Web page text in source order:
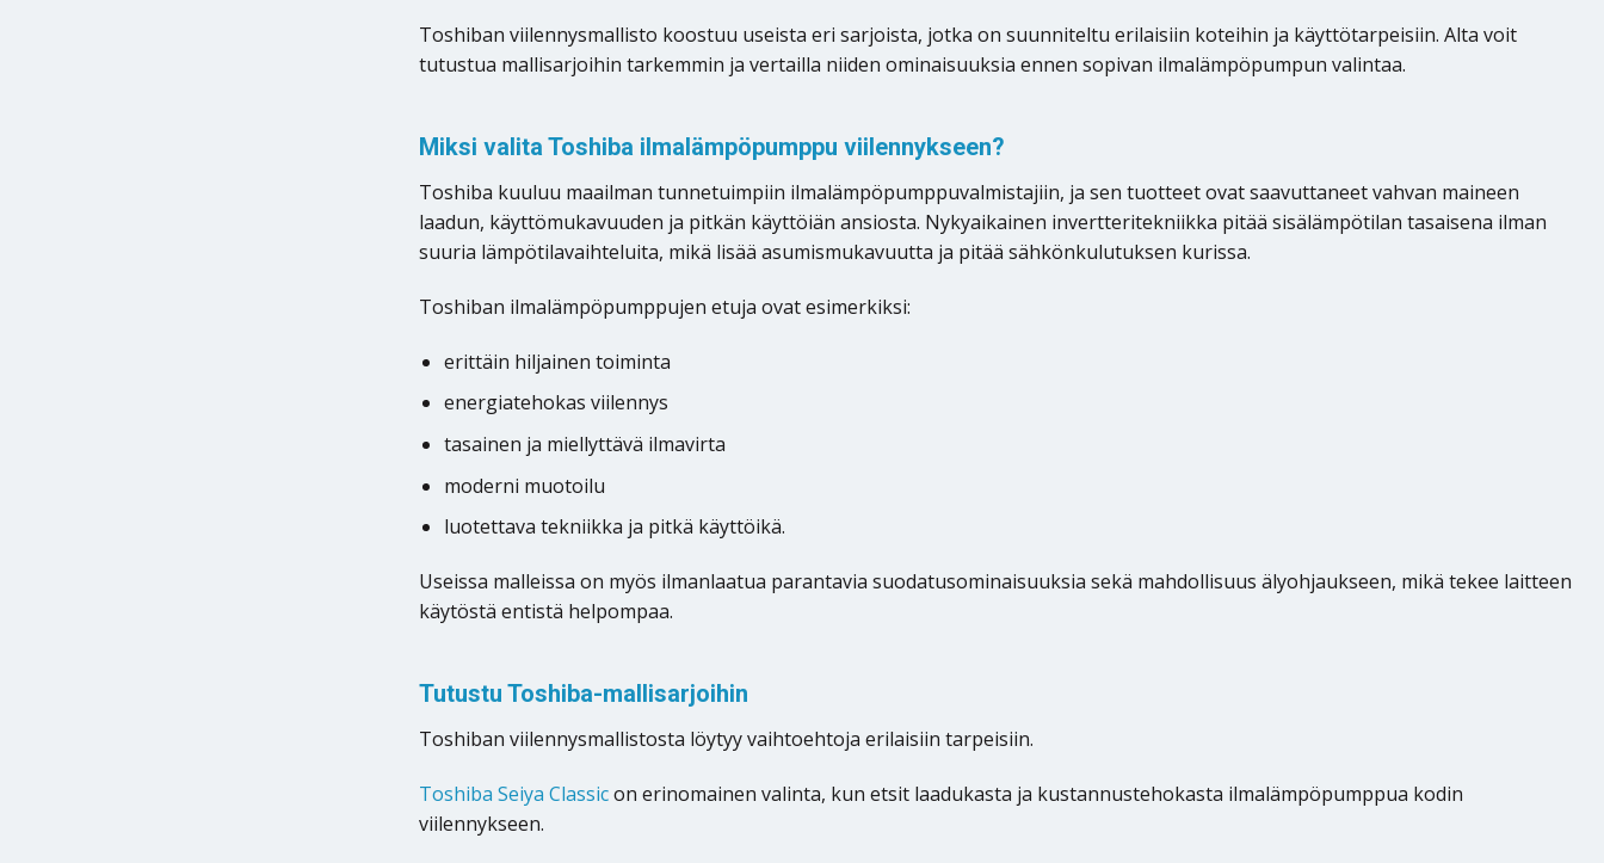
Toshiban viilennysmallisto koostuu useista eri sarjoista, jotka on suunniteltu erilaisiin koteihin ja käyttötarpeisiin. Alta voit
tutustua mallisarjoihin tarkemmin ja vertailla niiden ominaisuuksia ennen sopivan ilmalämpöpumpun valintaa.
Miksi valita Toshiba ilmalämpöpumppu viilennykseen?
Toshiba kuuluu maailman tunnetuimpiin ilmalämpöpumppuvalmistajiin, ja sen tuotteet ovat saavuttaneet vahvan maineen
laadun, käyttömukavuuden ja pitkän käyttöiän ansiosta. Nykyaikainen invertteritekniikka pitää sisälämpötilan tasaisena ilman
suuria lämpötilavaihteluita, mikä lisää asumismukavuutta ja pitää sähkönkulutuksen kurissa.
Toshiban ilmalämpöpumppujen etuja ovat esimerkiksi:
erittäin hiljainen toiminta
energiatehokas viilennys
tasainen ja miellyttävä ilmavirta
moderni muotoilu
luotettava tekniikka ja pitkä käyttöikä.
Useissa malleissa on myös ilmanlaatua parantavia suodatusominaisuuksia sekä mahdollisuus älyohjaukseen, mikä tekee laitteen
käytöstä entistä helpompaa.
Tutustu Toshiba-mallisarjoihin
Toshiban viilennysmallistosta löytyy vaihtoehtoja erilaisiin tarpeisiin.
Toshiba Seiya Classicon erinomainen valinta, kun etsit laadukasta ja kustannustehokasta ilmalämpöpumppua kodin
viilennykseen.